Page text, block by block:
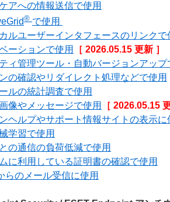
アへの情報送信で使用
® で使用
ルユーザーインタフェースのリンクで
ーションで使用
［ 2026.05.15 更新 ］
ィ管理ツール・自動バージョンアップ
の確認やリダイレクト処理などで使用
ルの統計調査で使用
像やメッセージで使用
［ 2026.05.15
ヘルプやサポート情報サイトの表示に
学習で使用
の通信の負荷低減で使用
に利用している証明書の確認で使用
らのメール受信に使用